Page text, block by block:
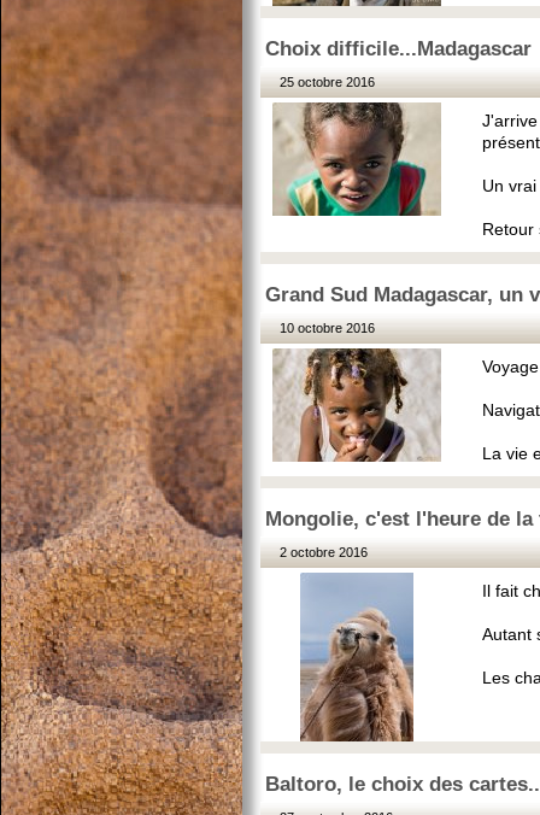
Choix difficile...Madagascar
25 octobre 2016
Un
Retour
Grand Sud Madagascar, un
10 octobre 2016
La vie
Mongolie, c'est l'heure de la
2 octobre 2016
Il fait
Autant
Les
Baltoro, le choix des